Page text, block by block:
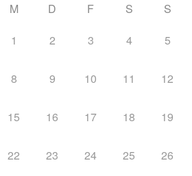
M D F S
S
1 2 3 4 5
8 9 10 11 12
15 16 17 18 19
22 23 24 25 26